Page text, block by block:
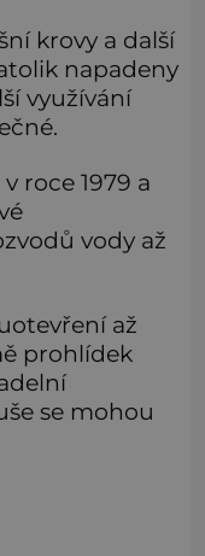
krovy a další
napadeny
využívání
roce 1979 a
vody až
až
prohlídek
se mohou